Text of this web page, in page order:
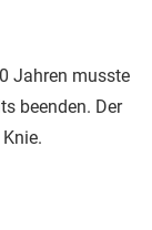
Jahren musste
beenden. Der